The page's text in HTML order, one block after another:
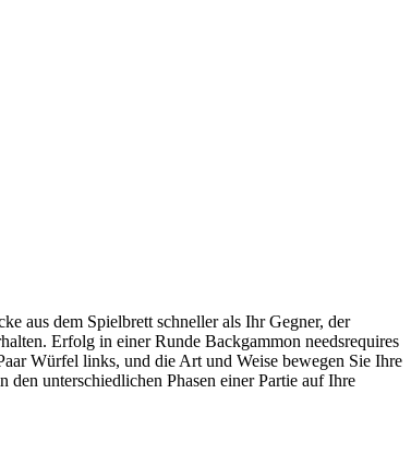
aus dem Spielbrett schneller als Ihr Gegner, der
Erfolg in einer Runde Backgammon needsrequires
Würfel links, und die Art und Weise bewegen Sie Ihre
unterschiedlichen Phasen einer Partie auf Ihre